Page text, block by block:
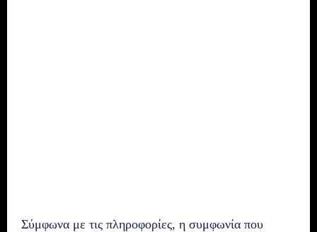
Σύμφωνα με τις πληροφορίες, η συμφωνία που